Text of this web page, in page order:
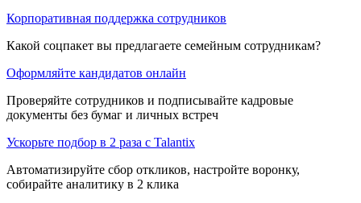
Корпоративная поддержка сотрудников
Какой соцпакет вы предлагаете семейным сотрудникам?
Оформляйте кандидатов онлайн
Проверяйте сотрудников и подписывайте кадровые
документы без бумаг и личных встреч
Ускорьте подбор в 2 раза с Talantix
Автоматизируйте сбор откликов, настройте воронку,
собирайте аналитику в 2 клика